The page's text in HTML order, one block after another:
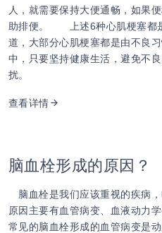
人，就需要保持大便通畅，如果
助排便。 上述6种心肌梗塞都
道，大部分心肌梗塞都是由不良
中，只要坚持健康生活，避免不
扰。
查看详情
脑血栓形成的原因？
脑血栓是我们应该重视的疾病
原因主要有血管病变、血液动力
常见的脑血栓形成的血管病变是